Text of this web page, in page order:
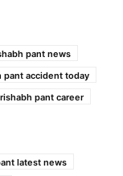
pant news
pant accident today
rishabh pant career
latest news